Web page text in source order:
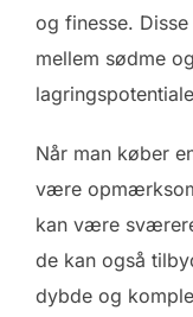
og finesse.
mellem sødme
Når man køber
være
kan være
de kan også
dybde og